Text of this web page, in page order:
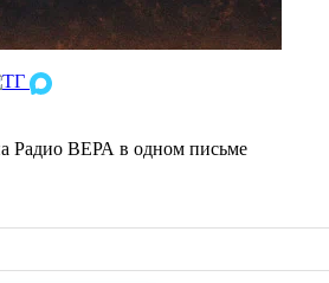
Радио ВЕРА в одном письме